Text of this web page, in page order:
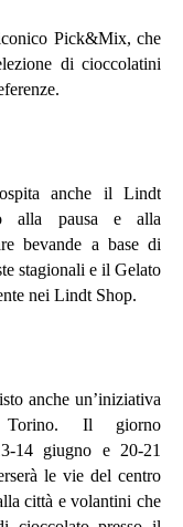
Pick&Mix, che
di cioccolatini
anche il Lindt
alla pausa e alla
bevande a base di
stagionali e il Gelato
nei Lindt Shop.
anche un’iniziativa
Il giorno
14 giugno e 20-21
le vie del centro
città e volantini che